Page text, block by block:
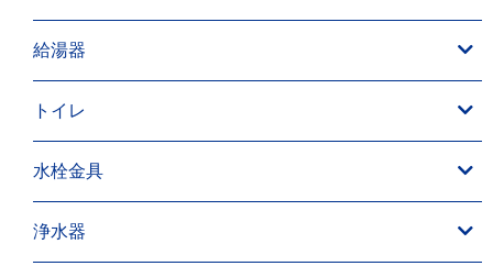
給湯器
トイレ
水栓金具
浄水器